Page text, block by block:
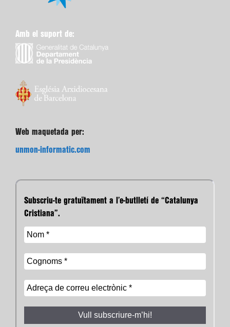
Amb el suport de:
Web maquetada per:
unmon-informatic.com
Subscriu-te gratuïtament a l’e-butlletí de “Catalunya
Cristiana”.